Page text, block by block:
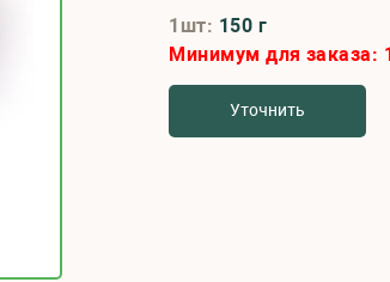
1шт: 150 г
Минимум для заказа:
Уточнить